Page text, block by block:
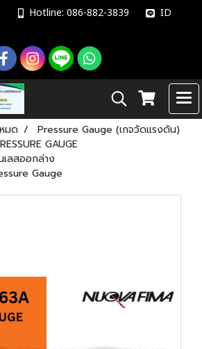
Hotline: 086-882-3839 ID
มด
Pressure Gauge (เกจวัดแรงดัน)
GAUGE
ลสออกล่าง
Gauge